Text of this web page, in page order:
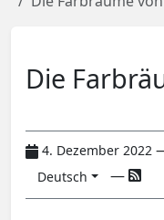
Die
4. Dezember 2022
Deutsch —